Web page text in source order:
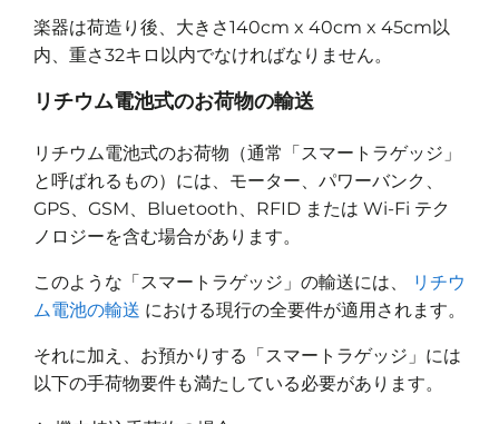
楽器は荷造り後、大きさ140cm x 40cm x 45cm以
内、重さ32キロ以内でなければなりません。
リチウム電池式のお荷物の輸送
リチウム電池式のお荷物（通常「スマートラゲッジ」
と呼ばれるもの）には、モーター、パワーバンク、
GPS、GSM、Bluetooth、RFID または Wi-Fi テク
ノロジーを含む場合があります。
このような「スマートラゲッジ」の輸送には、
リチウ
ム電池の輸送 における現行の全要件が適用されます。
それに加え、お預かりする「スマートラゲッジ」には
以下の手荷物要件も満たしている必要があります。